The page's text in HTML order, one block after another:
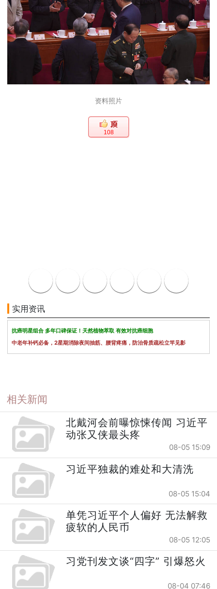
资料照片
108
实用资讯
抗癌明星组合 多年口碑保证！天然植物萃取 有效对抗癌细胞
中老年补钙必备，2星期消除夜间抽筋、腰背疼痛，防治骨质疏松立竿见影
相关新闻
北戴河会前曝惊悚传闻 习近平
动张又侠最头疼
08-05 15:09
习近平独裁的难处和大清洗
08-05 15:04
单凭习近平个人偏好 无法解救
疲软的人民币
08-05 12:05
习党刊发文谈“四字” 引爆怒火
08-04 07:46